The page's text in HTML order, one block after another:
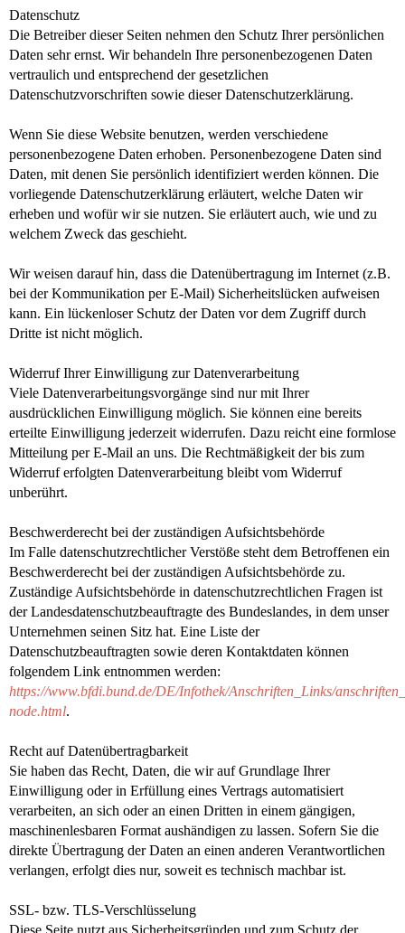
Datenschutz
Die Betreiber dieser Seiten nehmen den Schutz Ihrer persönlichen
Daten sehr ernst. Wir behandeln Ihre personenbezogenen Daten
vertraulich und entsprechend der gesetzlichen
Datenschutzvorschriften sowie dieser Datenschutzerklärung.
Wenn Sie diese Website benutzen, werden verschiedene
personenbezogene Daten erhoben. Personenbezogene Daten sind
Daten, mit denen Sie persönlich identifiziert werden können. Die
vorliegende Datenschutzerklärung erläutert, welche Daten wir
erheben und wofür wir sie nutzen. Sie erläutert auch, wie und zu
welchem Zweck das geschieht.
Wir weisen darauf hin, dass die Datenübertragung im Internet (z.B.
bei der Kommunikation per E-Mail) Sicherheitslücken aufweisen
kann. Ein lückenloser Schutz der Daten vor dem Zugriff durch
Dritte ist nicht möglich.
Widerruf Ihrer Einwilligung zur Datenverarbeitung
Viele Datenverarbeitungsvorgänge sind nur mit Ihrer
ausdrücklichen Einwilligung möglich. Sie können eine bereits
erteilte Einwilligung jederzeit widerrufen. Dazu reicht eine formlose
Mitteilung per E-Mail an uns. Die Rechtmäßigkeit der bis zum
Widerruf erfolgten Datenverarbeitung bleibt vom Widerruf
unberührt.
Beschwerderecht bei der zuständigen Aufsichtsbehörde
Im Falle datenschutzrechtlicher Verstöße steht dem Betroffenen ein
Beschwerderecht bei der zuständigen Aufsichtsbehörde zu.
Zuständige Aufsichtsbehörde in datenschutzrechtlichen Fragen ist
der Landesdatenschutzbeauftragte des Bundeslandes, in dem unser
Unternehmen seinen Sitz hat. Eine Liste der
Datenschutzbeauftragten sowie deren Kontaktdaten können
folgendem Link entnommen werden:
https://www.bfdi.bund.de/DE/Infothek/Anschriften_Links/
node.html.
Recht auf Datenübertragbarkeit
Sie haben das Recht, Daten, die wir auf Grundlage Ihrer
Einwilligung oder in Erfüllung eines Vertrags automatisiert
verarbeiten, an sich oder an einen Dritten in einem gängigen,
maschinenlesbaren Format aushändigen zu lassen. Sofern Sie die
direkte Übertragung der Daten an einen anderen Verantwortlichen
verlangen, erfolgt dies nur, soweit es technisch machbar ist.
SSL- bzw. TLS-Verschlüsselung
Diese Seite nutzt aus Sicherheitsgründen und zum Schutz der